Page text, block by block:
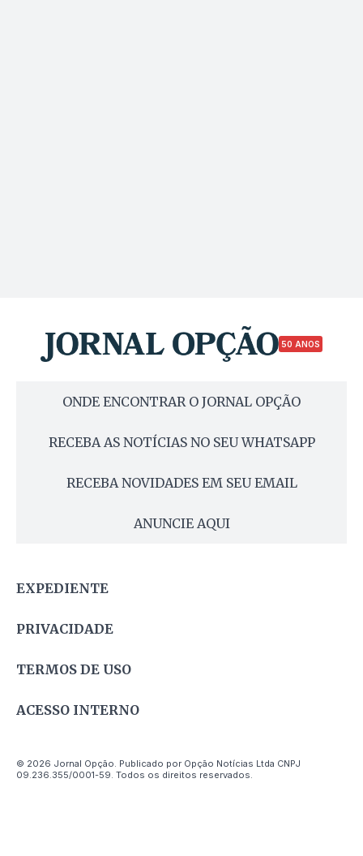
50 ANOS
ONDE ENCONTRAR O JORNAL OPÇÃO
RECEBA AS NOTÍCIAS NO SEU WHATSAPP
RECEBA NOVIDADES EM SEU EMAIL
ANUNCIE AQUI
EXPEDIENTE
PRIVACIDADE
TERMOS DE USO
ACESSO INTERNO
© 2026 Jornal Opção. Publicado por Opção Notícias Ltda CNPJ
09.236.355/0001-59. Todos os direitos reservados.